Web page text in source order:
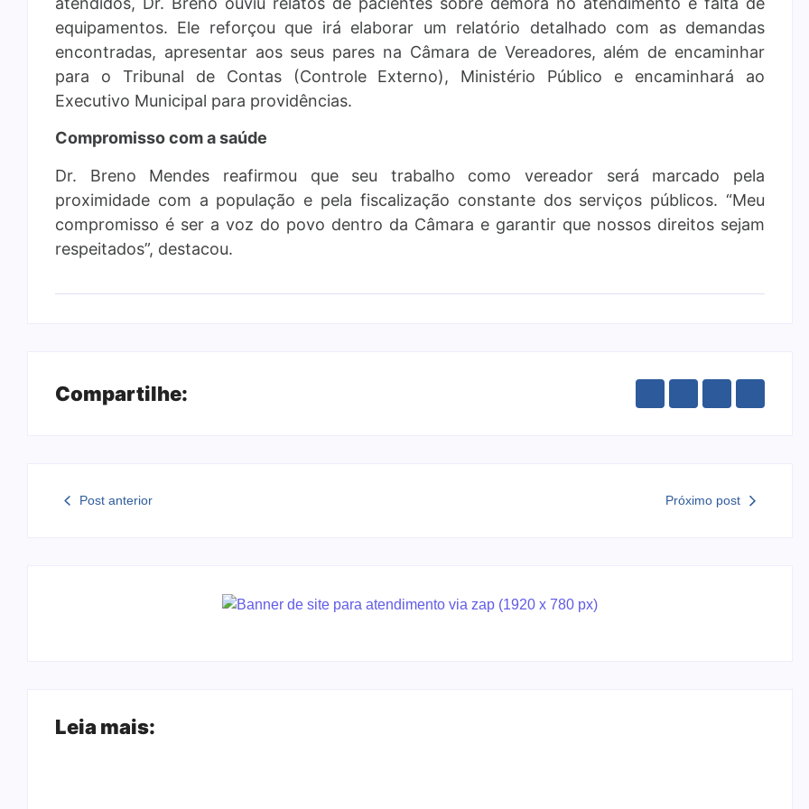
equipamentos. Ele reforçou que irá elaborar um relatório detalhado com as demandas
encontradas, apresentar aos seus pares na Câmara de Vereadores, além de encaminhar
para o Tribunal de Contas (Controle Externo), Ministério Público e encaminhará ao
Executivo Municipal para providências.
Compromisso com a saúde
Dr. Breno Mendes reafirmou que seu trabalho como vereador será marcado pela
proximidade com a população e pela fiscalização constante dos serviços públicos. “Meu
compromisso é ser a voz do povo dentro da Câmara e garantir que nossos direitos sejam
respeitados”, destacou.
Compartilhe:
Post anterior Próximo post
Leia mais: